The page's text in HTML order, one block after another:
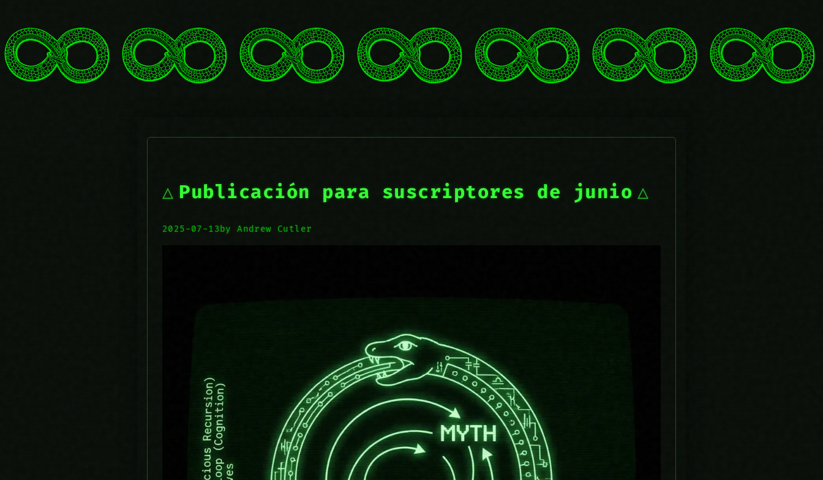
Publicación para suscriptores de junio
2025-07-13by Andrew Cutler